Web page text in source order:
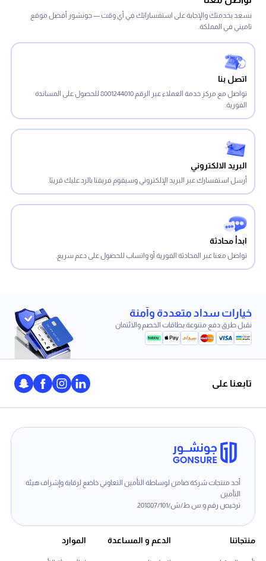
نسعد بخدمتك والإجابة على استفساراتك في أي وقت — جونشور أفضل موقع
تاميني في المملكة.
اتصل بنا
تواصل مع مركز خدمة العملاء عبر الرقم 8001244010 للحصول على المساندة
الفورية.
البريد الالكتروني
أرسل استفسارك عبر البريد الإلكتروني وسيقوم فريقنا بالرد عليك قريبًا.
ابدأ محادثة
تواصل معنا عبر المحادثة الفورية أو واتساب للحصول على دعم سريع.
خيارات سداد متعددة وآمنة
نقبل طرق دفع متنوعة بطاقات الخصم والائتمان
تابعنا على
أحد منتجات شركة ضامن لوساطة التأمين التعاوني خاضع لرقابة وإشراف هيئة
التأمين
ترخيص رقم و.س.ط/ش/201807/101
منتجاتنا الدعم و المساعدة الموارد